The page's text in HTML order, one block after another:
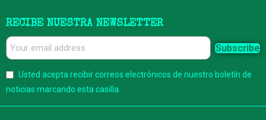
RECIBE NUESTRA NEWSLETTER
Subscribe
Usted acepta recibir correos electrónicos de nuestro boletín de
noticias marcando esta casilla.